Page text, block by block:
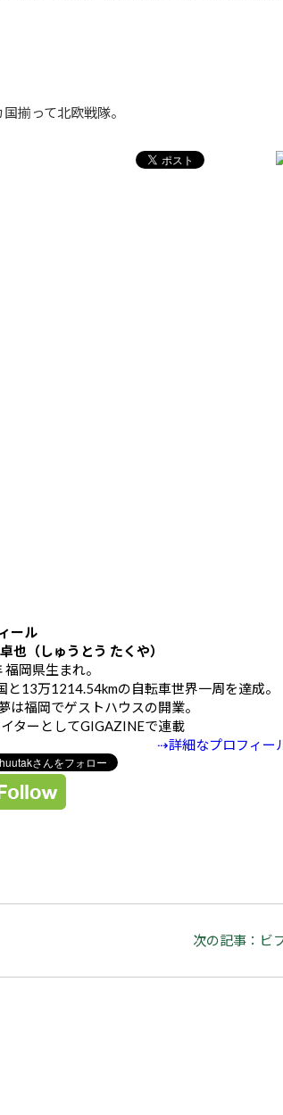
揃って北欧戦隊。
ール
也（しゅうとう たくや）
岡県生まれ。
と13万1214.54kmの自転車世界一周を達成。
は福岡でゲストハウスの開業。
ターとしてGIGAZINEで連載
⇢詳細なプロフィー
次の記事：ビ